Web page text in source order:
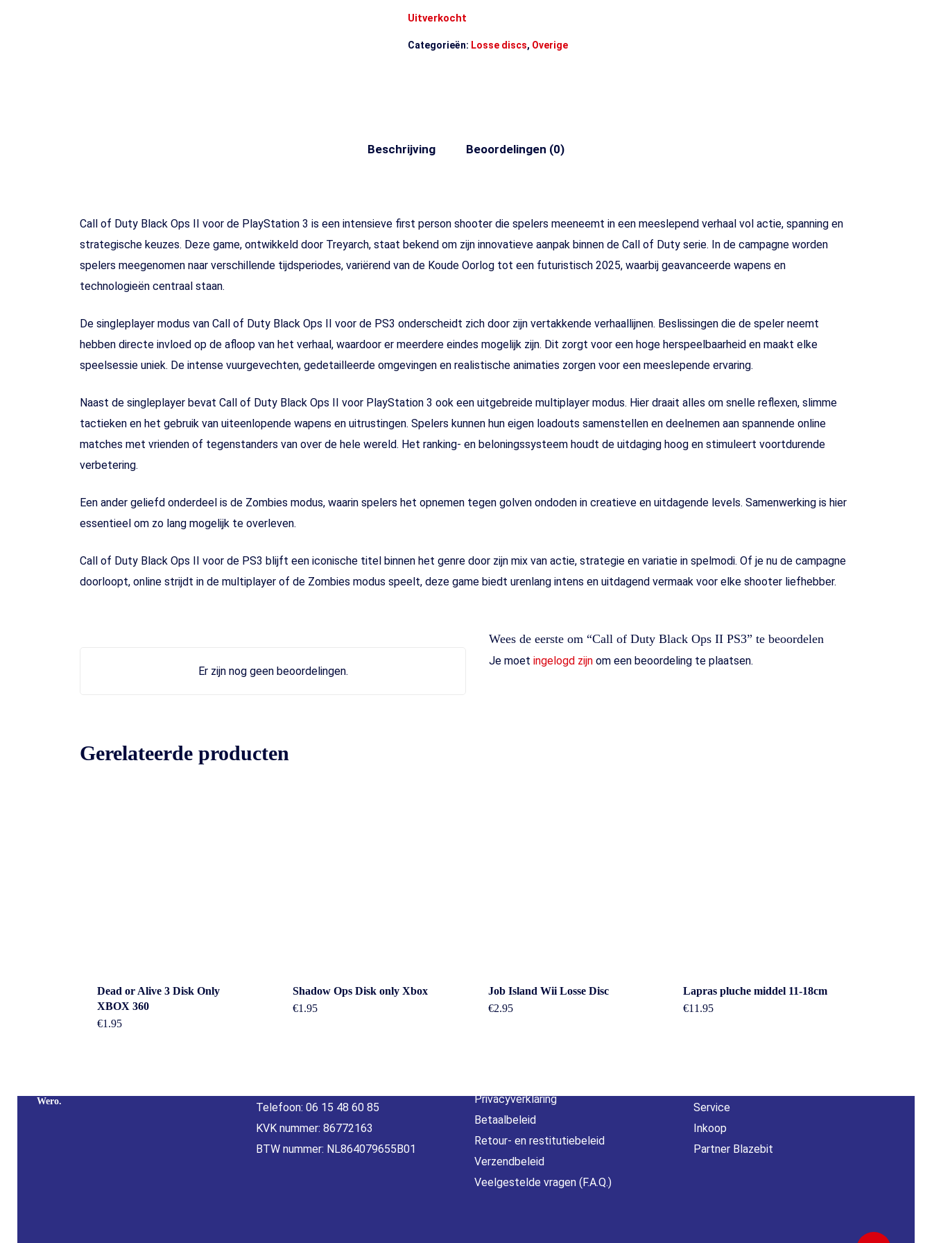
Uitverkocht
Categorieën: Losse discs, Overige
Beschrijving Beoordelingen (0)
Call of Duty Black Ops II voor de PlayStation 3 is een intensieve first person shooter die spelers meeneemt in een meeslepend verhaal vol actie, spanning en
strategische keuzes. Deze game, ontwikkeld door Treyarch, staat bekend om zijn innovatieve aanpak binnen de Call of Duty serie. In de campagne worden
spelers meegenomen naar verschillende tijdsperiodes, variërend van de Koude Oorlog tot een futuristisch 2025, waarbij geavanceerde wapens en
technologieën centraal staan.
De singleplayer modus van Call of Duty Black Ops II voor de PS3 onderscheidt zich door zijn vertakkende verhaallijnen. Beslissingen die de speler neemt
hebben directe invloed op de afloop van het verhaal, waardoor er meerdere eindes mogelijk zijn. Dit zorgt voor een hoge herspeelbaarheid en maakt elke
speelsessie uniek. De intense vuurgevechten, gedetailleerde omgevingen en realistische animaties zorgen voor een meeslepende ervaring.
Naast de singleplayer bevat Call of Duty Black Ops II voor PlayStation 3 ook een uitgebreide multiplayer modus. Hier draait alles om snelle reflexen, slimme
tactieken en het gebruik van uiteenlopende wapens en uitrustingen. Spelers kunnen hun eigen loadouts samenstellen en deelnemen aan spannende online
matches met vrienden of tegenstanders van over de hele wereld. Het ranking- en beloningssysteem houdt de uitdaging hoog en stimuleert voortdurende
verbetering.
Een ander geliefd onderdeel is de Zombies modus, waarin spelers het opnemen tegen golven ondoden in creatieve en uitdagende levels. Samenwerking is hier
essentieel om zo lang mogelijk te overleven.
Call of Duty Black Ops II voor de PS3 blijft een iconische titel binnen het genre door zijn mix van actie, strategie en variatie in spelmodi. Of je nu de campagne
doorloopt, online strijdt in de multiplayer of de Zombies modus speelt, deze game biedt urenlang intens en uitdagend vermaak voor elke shooter liefhebber.
Er zijn nog geen beoordelingen.
Wees de eerste om “Call of Duty Black Ops II PS3” te beoordelen
Je moetingelogd zijn om een beoordeling te plaatsen.
Gerelateerde producten
Dead or Alive 3 Disk Only
XBOX 360
€1.95
Shadow Ops Disk only Xbox
€1.95
Job Island Wii Losse Disc
€2.95
Lapras pluche middel 11-18cm
€11.95
Wero.
Contact
Telefoon: 06 15 48 60 85
KVK nummer: 86772163
BTW nummer: NL864079655B01
Beleid &
Privacyverklaring
Betaalbeleid
Retour- en restitutiebeleid
Verzendbeleid
Veelgestelde vragen (F.A.Q.)
Overig
Service
Inkoop
Partner Blazebit